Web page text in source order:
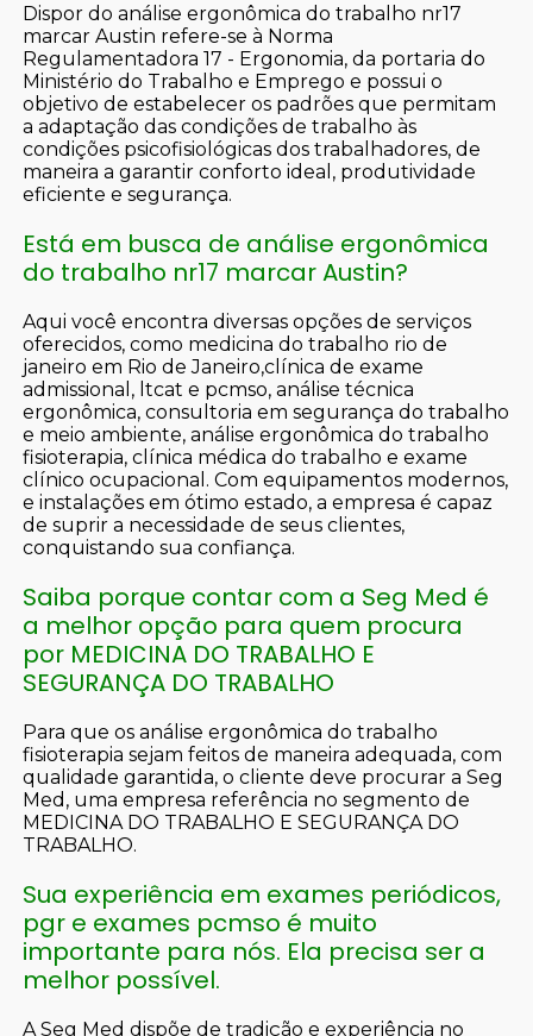
Dispor do análise ergonômica do trabalho nr17
marcar Austin refere-se à Norma
Regulamentadora 17 - Ergonomia, da portaria do
Ministério do Trabalho e Emprego e possui o
objetivo de estabelecer os padrões que permitam
a adaptação das condições de trabalho às
condições psicofisiológicas dos trabalhadores, de
maneira a garantir conforto ideal, produtividade
eficiente e segurança.
Está em busca de análise ergonômica
do trabalho nr17 marcar Austin?
Aqui você encontra diversas opções de serviços
oferecidos, como medicina do trabalho rio de
janeiro em Rio de Janeiro,clínica de exame
admissional, ltcat e pcmso, análise técnica
ergonômica, consultoria em segurança do trabalho
e meio ambiente, análise ergonômica do trabalho
fisioterapia, clínica médica do trabalho e exame
clínico ocupacional. Com equipamentos modernos,
e instalações em ótimo estado, a empresa é capaz
de suprir a necessidade de seus clientes,
conquistando sua confiança.
Saiba porque contar com a Seg Med é
a melhor opção para quem procura
por MEDICINA DO TRABALHO E
SEGURANÇA DO TRABALHO
Para que os análise ergonômica do trabalho
fisioterapia sejam feitos de maneira adequada, com
qualidade garantida, o cliente deve procurar a Seg
Med, uma empresa referência no segmento de
MEDICINA DO TRABALHO E SEGURANÇA DO
TRABALHO.
Sua experiência em exames periódicos,
pgr e exames pcmso é muito
importante para nós. Ela precisa ser a
melhor possível.
A Seg Med dispõe de tradição e experiência no